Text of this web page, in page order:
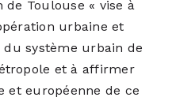
de Toulouse « vise à
urbaine et
du système urbain de
et à affirmer
et européenne de ce